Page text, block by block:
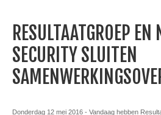
RESULTAATGROEP EN
SECURITY SLUITEN
Donderdag 12 mei 2016 - Vandaag hebben